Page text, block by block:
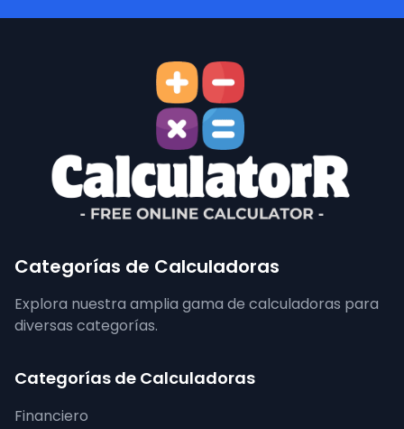
Categorías de Calculadoras
Explora nuestra amplia gama de calculadoras para
diversas categorías.
Categorías de Calculadoras
Financiero